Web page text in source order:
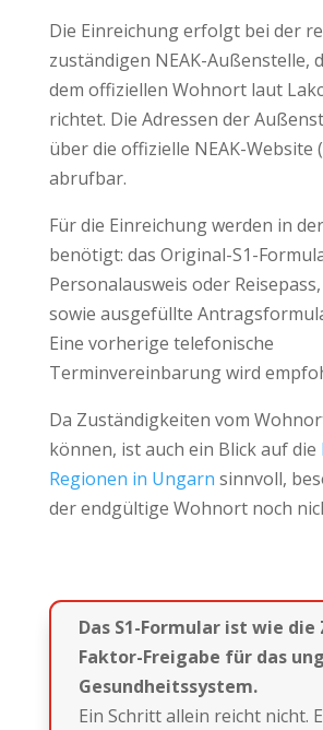
Die Einreichung erfolgt bei der
zuständigen NEAK-Außenstelle,
dem offiziellen Wohnort laut
richtet. Die Adressen der
über die offizielle NEAK-Website
abrufbar.
Für die Einreichung werden in
benötigt: das Original-S1-
Personalausweis oder
sowie ausgefüllte
Eine vorherige telefonische
Terminvereinbarung wird
Da Zuständigkeiten vom
können, ist auch ein Blick auf die
Regionen in Ungarn sinnvoll,
der endgültige Wohnort noch
Das S1-Formular ist wie die
Faktor-Freigabe für das
Gesundheitssystem.
Ein Schritt allein reicht nicht.